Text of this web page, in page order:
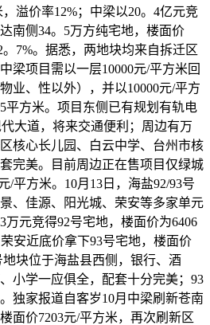
溢价率12%；中梁以20。4亿元竞
南侧34。5万方纯宅地，楼面价
7%。据悉，两地块均来自拆迁区
梁项目需以一层10000元/平方米回
业、性以外），并以10000元/平方
平方米。项目东侧已有规划有轨电
大道，将来交通便利；周边有万
核心长儿园、白云中学、台州市核
完美。目前周边正在售项目仅绿城
/平方米。10月13日，海盐92/93号
、佳源、阳光城、荣安等多家单元
万元竞得92号宅地，楼面价为6406
安近底价拿下93号宅地，楼面价
块位于海盐县西侧，银行、酒
小学一应俱全，配套十分完美；93
独家报道自客岁10月中梁刷新苍南
面价7203元/平方米，再次刷新区